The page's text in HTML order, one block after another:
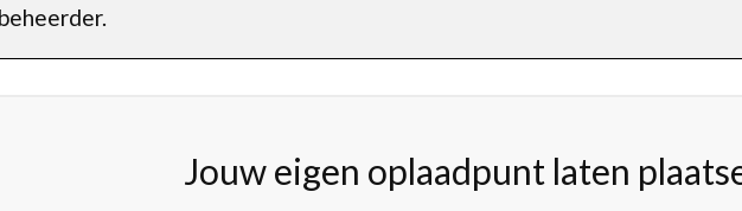
Jouw eigen oplaadpunt laten